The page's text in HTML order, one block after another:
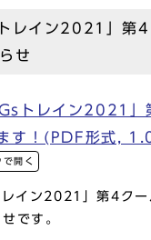
レイン2021」第4
せ
トレイン2021」
す！(PDF形式,
開く
レイン2021」第4クー
です。